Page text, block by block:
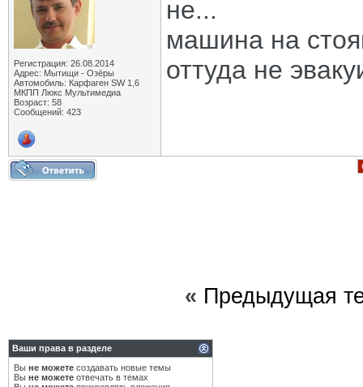
Регистрация: 26.08.2014
Адрес: Мытищи - Озёры
Автомобиль: Карфаген SW 1,6
МКПП Люкс Мультимедиа
Возраст: 58
Сообщений: 423
не...
машина на
оттуда не
« Предыдущая
Ваши права в разделе
Вы не можете создавать новые темы
Вы не можете отвечать в темах